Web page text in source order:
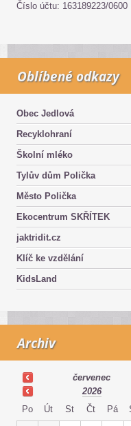
Číslo účtu: 163189223/0600
Oblíbené odkazy
Obec Jedlová
Recyklohraní
Školní mléko
Tylův dům Polička
Město Polička
Ekocentrum SKŘÍTEK
jaktridit.cz
Klíč ke vzdělání
KidsLand
Archiv
červenec
2026
Po
Út St Čt Pá